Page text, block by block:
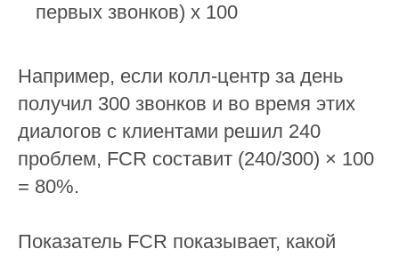
первых звонков) х 100
Например, если колл-центр за день
получил 300 звонков и во время этих
диалогов с клиентами решил 240
проблем, FCR составит (240/300) × 100
= 80%.
Показатель FCR показывает, какой